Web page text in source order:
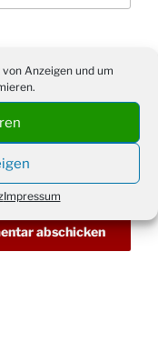
Anzeigen und um
Impressum